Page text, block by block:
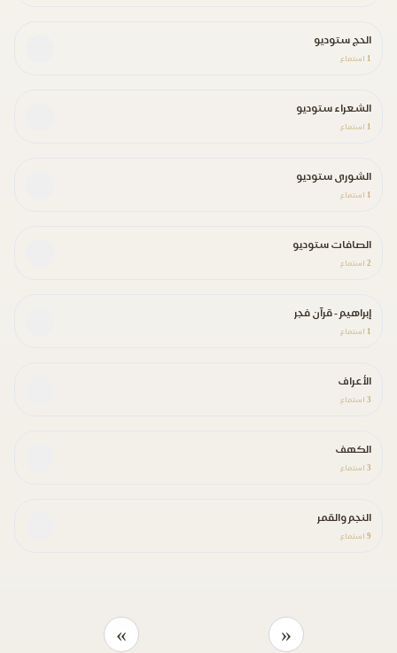
الحج ستوديو
1 استماع
الشعراء ستوديو
1 استماع
الشورى ستوديو
1 استماع
الصافات ستوديو
2 استماع
إبراهيم - قرآن فجر
1 استماع
الأعراف
3 استماع
الكهف
3 استماع
النجم والقمر
9 استماع
«
»